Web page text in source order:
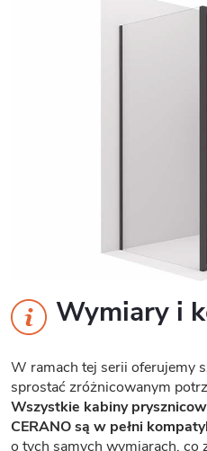
Wymiary i
W ramach tej serii oferujemy
sprostać zróżnicowanym
Wszystkie kabiny
CERANO są w pełni
o tych samych wymiarach, co